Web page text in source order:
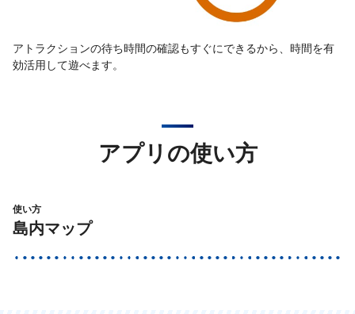
アトラクションの待ち時間の確認もすぐにできるから、時間を有
効活用して遊べます。
アプリの使い方
使い方
島内マップ